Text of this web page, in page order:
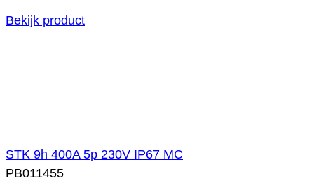
Bekijk product
STK 9h 400A 5p 230V IP67 MC
PB011455